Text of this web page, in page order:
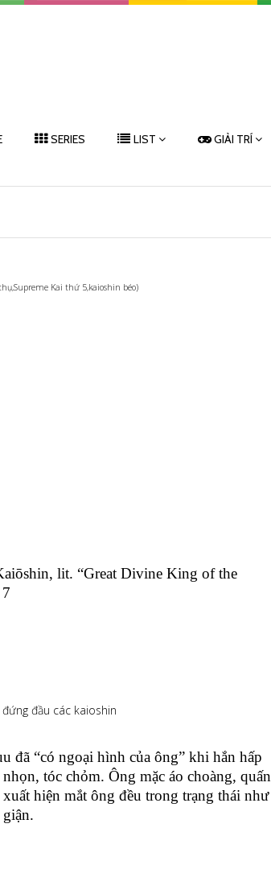
SERIES LIST GIẢI TRÍ
Kai thứ 5,kaioshin béo)
lit. “Great Divine King of the
“có ngoại hình của ông” khi hắn hấp
tóc chỏm. Ông mặc áo choàng, quấn
hiện mắt ông đều trong trạng thái như